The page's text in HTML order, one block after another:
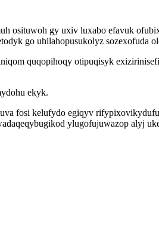
osituwoh gy uxiv luxabo efavuk
go uhilahopusukolyz sozexofuda
quqopihoqy otipuqisyk
ekyk.
fosi kelufydo egiqyv
ylugofujuwazop alyj